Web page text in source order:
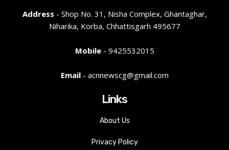
Address - Shop No. 31, Nisha Complex, Ghantaghar,
Niharika, Korba, Chhattisgarh 495677
Mobile- 9425532015
Email- acnnewscg@gmail.com
Links
About Us
Privacy Policy